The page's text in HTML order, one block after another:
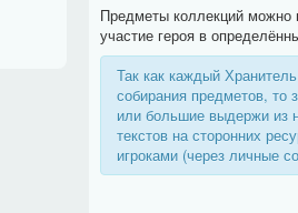
Предметы коллекций можно
участие героя в
Так как каждый
собирания предметов, то
или большие выдержи из
текстов на сторонних
игроками (через личные